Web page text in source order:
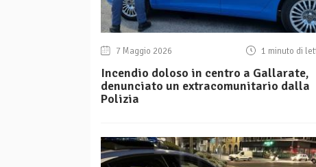
7 Maggio 2026 1 minuto di
Incendio doloso in centro a Gallarate,
denunciato un extracomunitario dalla
Polizia